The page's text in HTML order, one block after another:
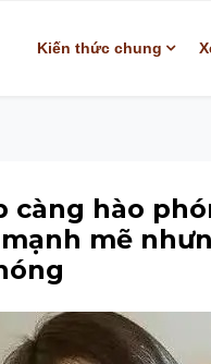
Kiến thức chung
càng hào
mẽ